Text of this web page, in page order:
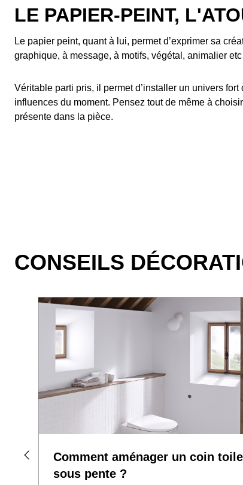
LE PAPIER-PEINT,
Le papier peint, quant à lui, permet d’exprimer sa
graphique, à message, à motifs, végétal, animalier
Véritable parti pris, il permet d’installer un univers
influences du moment. Pensez tout de même à
présente dans la pièce.
CONSEILS
Comment aménager un coin
sous pente ?